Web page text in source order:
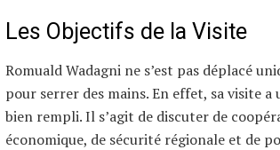
Les Objectifs de la Visite
Romuald Wadagni ne s’est pas déplacé
pour serrer des mains. En effet, sa visite a
bien rempli. Il s’agit de discuter de
économique, de sécurité régionale et de